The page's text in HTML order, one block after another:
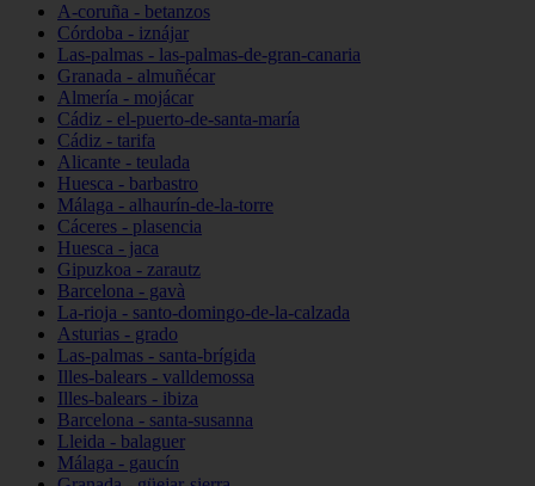
A-coruña - betanzos
Córdoba - iznájar
Las-palmas - las-palmas-de-gran-canaria
Granada - almuñécar
Almería - mojácar
Cádiz - el-puerto-de-santa-maría
Cádiz - tarifa
Alicante - teulada
Huesca - barbastro
Málaga - alhaurín-de-la-torre
Cáceres - plasencia
Huesca - jaca
Gipuzkoa - zarautz
Barcelona - gavà
La-rioja - santo-domingo-de-la-calzada
Asturias - grado
Las-palmas - santa-brígida
Illes-balears - valldemossa
Illes-balears - ibiza
Barcelona - santa-susanna
Lleida - balaguer
Málaga - gaucín